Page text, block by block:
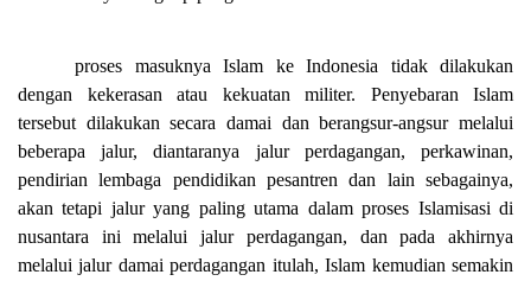
proses masuknya Islam ke Indonesia tidak dilakukan
dengan kekerasan atau kekuatan militer. Penyebaran Islam
tersebut dilakukan secara damai dan berangsur-angsur melalui
beberapa jalur, diantaranya jalur perdagangan, perkawinan,
pendirian lembaga pendidikan pesantren dan lain sebagainya,
akan tetapi jalur yang paling utama dalam proses Islamisasi di
nusantara ini melalui jalur perdagangan, dan pada akhirnya
melalui jalur damai perdagangan itulah, Islam kemudian semakin